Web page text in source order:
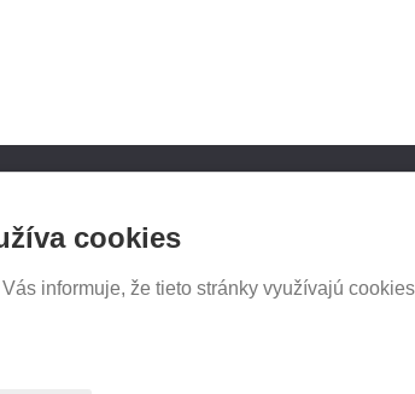
cookies
informuje, že tieto stránky využívajú